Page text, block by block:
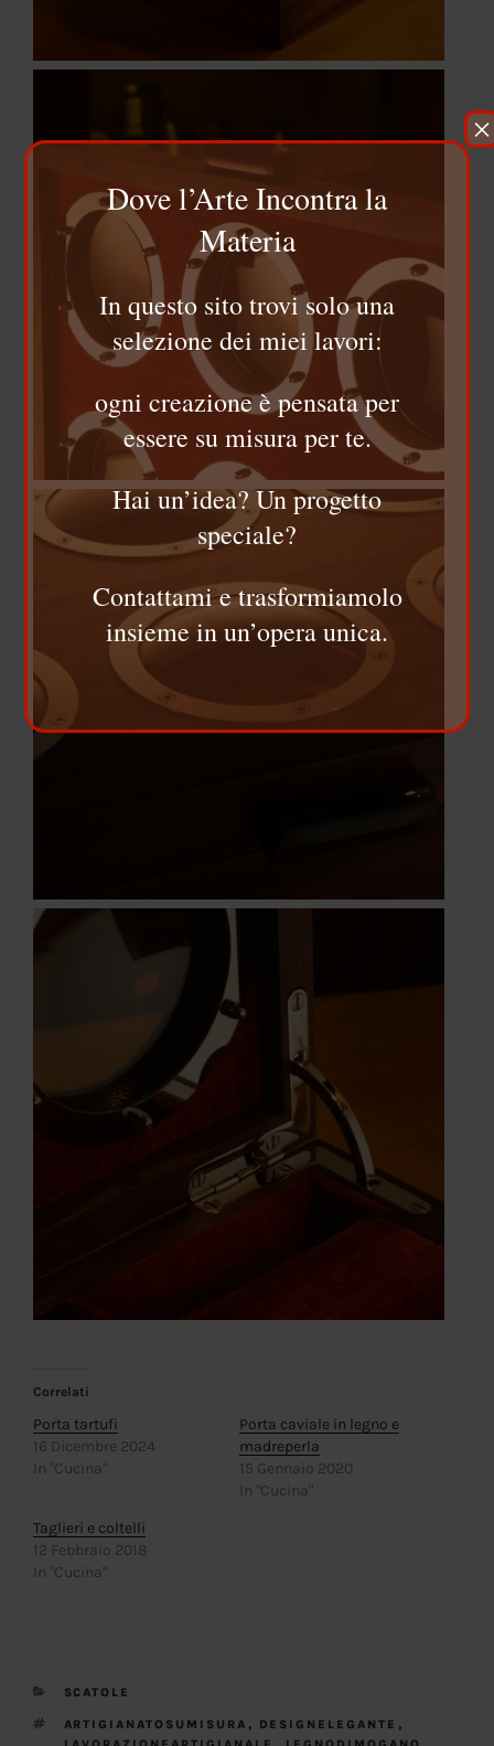
Correlati
Porta tartufi
16 Dicembre 2024
In "Cucina"
Porta caviale in legno e
madreperla
15 Gennaio 2020
In "Cucina"
Taglieri e coltelli
12 Febbraio 2018
In "Cucina"
CATEGORIE
SCATOLE
TAG
ARTIGIANATOSUMISURA , DESIGNELEGANTE ,
Dove l’Arte Incontra la
Materia
In questo sito trovi solo una
selezione dei miei lavori:
ogni creazione è pensata per
essere su misura per te.
Hai un’idea? Un progetto
speciale?
Contattami e trasformiamolo
insieme in un’opera unica.
×